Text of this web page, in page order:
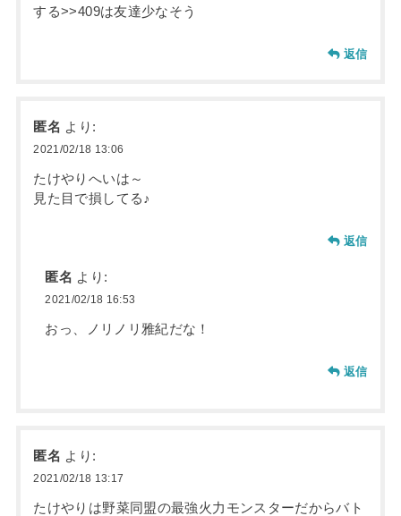
する>>409は友達少なそう
返信
匿名 より:
2021/02/18 13:06
たけやりへいは～
見た目で損してる♪
返信
匿名 より:
2021/02/18 16:53
おっ、ノリノリ雅紀だな！
返信
匿名 より:
2021/02/18 13:17
たけやりは野菜同盟の最強火力モンスターだからバト